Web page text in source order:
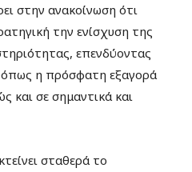
στην ανακοίνωση ότι
την ενίσχυση της
επενδύοντας
όπως η πρόσφατη εξαγορά
και σε σημαντικά και
σταθερά το